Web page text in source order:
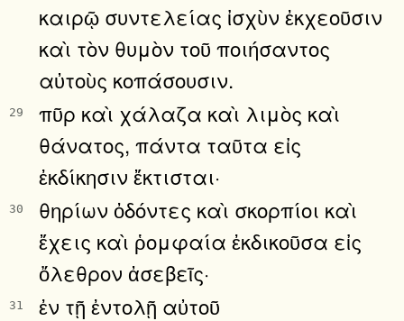
καιρῷ συντελείας ἰσχὺν ἐκχεοῦσιν
καὶ τὸν θυμὸν τοῦ ποιήσαντος
αὐτοὺς κοπάσουσιν.
29
πῦρ καὶ χάλαζα καὶ λιμὸς καὶ
θάνατος, πάντα ταῦτα εἰς
ἐκδίκησιν ἔκτισται·
30
θηρίων ὀδόντες καὶ σκορπίοι καὶ
ἔχεις καὶ ῥομφαία ἐκδικοῦσα εἰς
ὄλεθρον ἀσεβεῖς·
31
ἐν τῇ ἐντολῇ αὐτοῦ